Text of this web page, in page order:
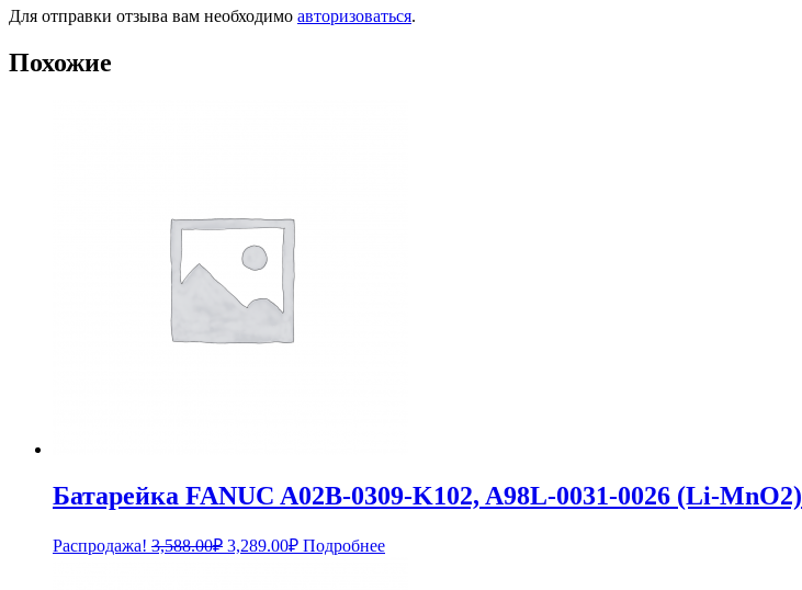
Для отправки отзыва вам необходимо авторизоваться.
Похожие
Батарейка FANUC A02B-0309-K102, A98L-0031-0026 (Li-MnO2)
Распродажа! 3,588.00₽ Первоначальная
3,289.00₽Текущая
цена:
Подробнее